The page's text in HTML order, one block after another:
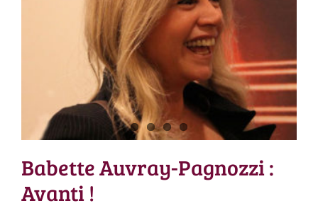
Babette Auvray-Pagnozzi : Avanti !
Babette Auvray-Pagnozzi :
Avanti !